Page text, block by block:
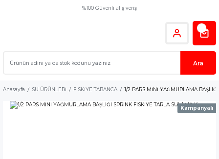
%100 Güvenli alış veriş
Ara
Anasayfa SU ÜRÜNLERİ FİSKİYE TABANCA 1/2 PARS MİNİ YAĞMURLAMA BAŞLIĞI
Kampanyalı